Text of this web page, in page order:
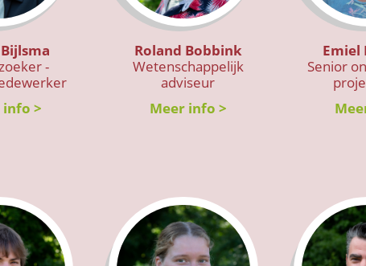
-
info >
Roland Bobbink
Wetenschappelijk
adviseur
Meer info >
Emiel
Senior